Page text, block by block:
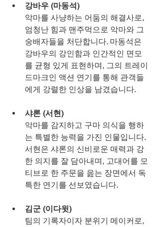
강바우 (마동석)
악마를 사냥하는 어둠의 해결사로,
엄청난 힘과 맨주먹으로 악마와 그
숭배자들을 처단합니다. 마동석은
강바우의 강인함과 인간적인 면모
를 균형 있게 표현하며, 그의 트레이
드마크인 액션 연기를 통해 관객들
에게 강렬한 인상을 남겼습니다.
샤론 (서현)
악마를 감지하고 구마 의식을 행하
는 특별한 능력을 가진 인물입니다.
서현은 샤론의 신비로운 매력과 강
한 의지를 잘 담아내며, 고대어를 모
티브로 한 주문을 읊는 장면에서 독
특한 연기를 선보였습니다.
김군 (이다윗)
팀의 기록자이자 분위기 메이커로,